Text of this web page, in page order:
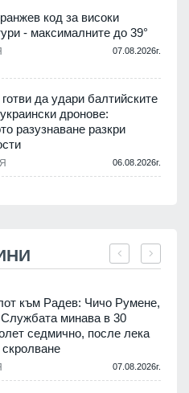
код за високи
- максималните до 39°
07.08.2026г.
да удари балтийските
дронове:
разузнаване разкри
06.08.2026г.
към Радев: Чичо Румене,
минава в 30
седмично, после лека
07.08.2026г.